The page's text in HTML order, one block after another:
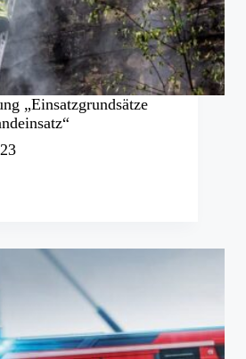
„Einsatzgrundsätze